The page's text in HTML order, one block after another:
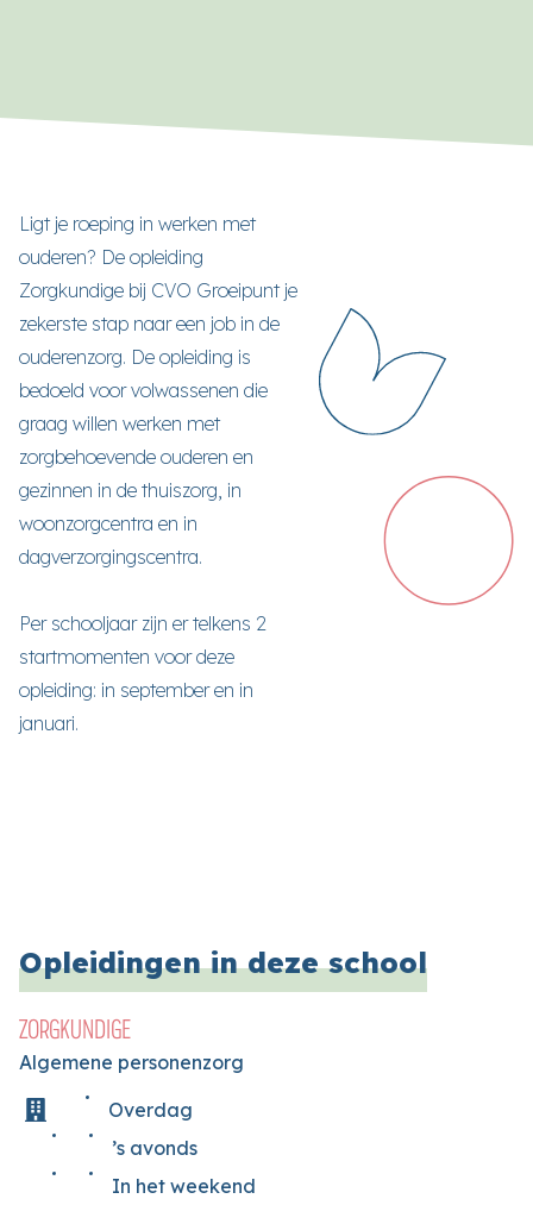
Ligt je roeping in werken met
ouderen? De opleiding
Zorgkundige bij CVO Groeipunt je
zekerste stap naar een job in de
ouderenzorg. De opleiding is
bedoeld voor volwassenen die
graag willen werken met
zorgbehoevende ouderen en
gezinnen in de thuiszorg, in
woonzorgcentra en in
dagverzorgingscentra.
Per schooljaar zijn er telkens 2
startmomenten voor deze
opleiding: in september en in
januari.
Opleidingen in deze school
ZORGKUNDIGE
Algemene personenzorg
Overdag
’s avonds
In het weekend